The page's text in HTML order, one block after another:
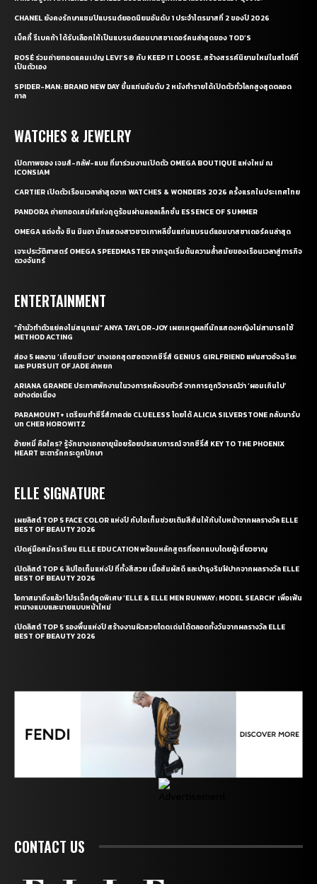
CHANEL ยังคงรักษาแชมป์แบรนด์ยอดนิยมอันดับ 1 ประจำไตรมาสที่ 2 ของปี 2026
เบ็คกี้ รีเบคก้า ได้รับเลือกให้เป็นแบรนด์แอมบาสซาเดอร์คนล่าสุดของ TOD’S
ROSÉ ร่วมถ่ายทอดแคมเปญ LEVI’S® กับ KEEP IT LOOSE. สร้างสรรค์นิยามใหม่ในสไตล์ที่
เป็นตัวเอง
SPIDER-MAN: BRAND NEW DAY ขึ้นแท่นอันดับ 2 หนังทำรายได้เปิดตัวทั่วโลกสูงสุดตลอด
กาล
WATCHES & JEWELRY
เปิดภาพของ เจมส์-กลัฟ-แบม ที่มาร่วมงานเปิดตัว OMEGA BOUTIQUE แห่งใหม่ ณ
ICONSIAM
CARTIER เปิดตัวเรือนเวลาล่าสุดจาก WATCHES & WONDERS 2026 ครั้งแรกในประเทศไทย
PANDORA ถ่ายทอดเสน่ห์แห่งฤดูร้อนผ่านคอลเล็กชั่น ESSENCE OF SUMMER
OMEGA แต่งตั้ง ชิน มินอา นักแสดงสาวชาวเกาหลีขึ้นแท่นแบรนด์แอมบาสซาเดอร์คนล่าสุด
เจาะประวัติศาสตร์ OMEGA SPEEDMASTER จากจุดเริ่มต้นความล้ำสมัยของเรือนเวลาสู่ภารกิจ
ดวงจันทร์
ENTERTAINMENT
“ถ้ามัวทำตัวแย่คงไม่สนุกแน่” ANYA TAYLOR-JOY เผยเหตุผลที่นักแสดงหญิงไม่สามารถใช้
METHOD ACTING
ส่อง 5 ผลงาน ‘เถียนซีเวย’ นางเอกสุดฮอตจากซีรี่ส์ GENIUS GIRLFRIEND แฟนสาวอัจฉริยะ
และ PURSUIT OF JADE ล่าหยก
ARIANA GRANDE ประกาศพักงานในวงการหลังจบทัวร์ จากการถูกวิจารณ์ว่า ‘ผอมเกินไป’
อย่างต่อเนื่อง
PARAMOUNT+ เตรียมทำซีรี่ส์ภาคต่อ CLUELESS โดยได้ ALICIA SILVERSTONE กลับมารับ
บท CHER HOROWITZ
อ้ายหมี่ คือใคร? รู้จักนางเอกอายุน้อยร้อยประสบการณ์ จากซีรี่ส์ KEY TO THE PHOENIX
HEART ชะตารักกระดูกปักษา
ELLE SIGNATURE
เผยลิสต์ TOP 5 FACE COLOR แห่งปี กับไอเท็มช่วยเติมสีสันให้กับใบหน้าจากผลรางวัล ELLE
BEST OF BEAUTY 2026
เปิดคู่มือสมัครเรียน ELLE EDUCATION พร้อมหลักสูตรที่ออกแบบโดยผู้เชี่ยวชาญ
เปิดลิสต์ TOP 6 ลิปไอเท็มแห่งปี ที่ทั้งสีสวย เนื้อสัมผัสดี และบำรุงริมฝีปากจากผลรางวัล ELLE
BEST OF BEAUTY 2026
โอกาสมาถึงแล้ว! โปรเจ็กต์สุดพิเศษ ‘ELLE & ELLE MEN RUNWAY: MODEL SEARCH’ เพื่อเฟ้น
หานางแบบและนายแบบหน้าใหม่
เปิดลิสต์ TOP 5 รองพื้นแห่งปี สร้างงานผิวสวยโดดเด่นได้ตลอดทั้งวันจากผลรางวัล ELLE
BEST OF BEAUTY 2026
CONTACT US